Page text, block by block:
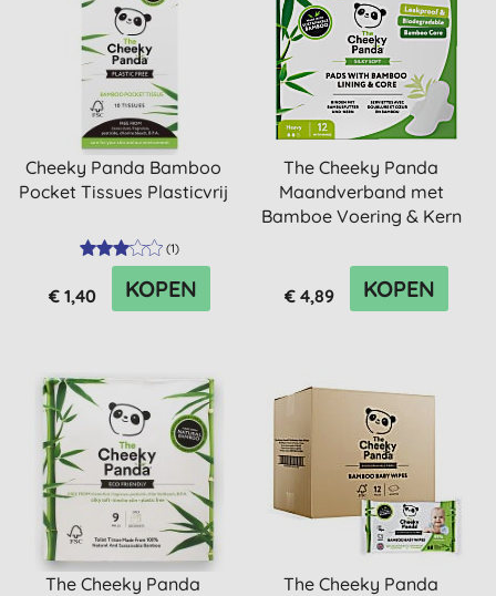
Cheeky Panda Bamboo
Pocket Tissues Plasticvrij
(1)
€ 1,40 KOPEN
The Cheeky Panda
Maandverband met
Bamboe Voering & Kern
€ 4,89 KOPEN
The Cheeky Panda
The Cheeky Panda